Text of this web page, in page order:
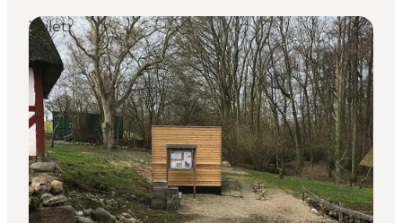
Oplevelser
Overnatning
Planlæg ferien
Toilet